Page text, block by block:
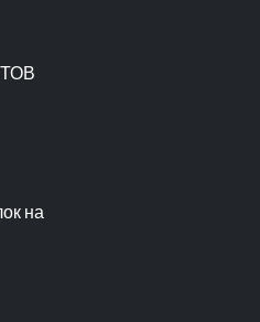
на